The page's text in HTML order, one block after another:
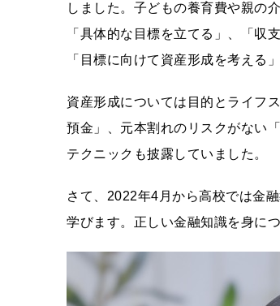
しました。子どもの養育費や親の
「具体的な目標を立てる」、「収
「目標に向けて資産形成を考える
資産形成については目的とライフ
預金」、元本割れのリスクがない
テクニックも披露していました。
さて、2022年4月から高校では金
学びます。正しい金融知識を身に